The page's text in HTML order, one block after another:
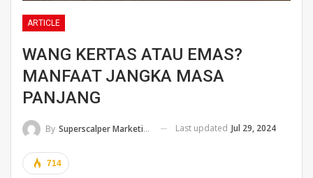
ARTICLE
WANG KERTAS ATAU EMAS?
MANFAAT JANGKA MASA
PANJANG
By Superscalper Marketing Last updated Jul 29, 2024
714